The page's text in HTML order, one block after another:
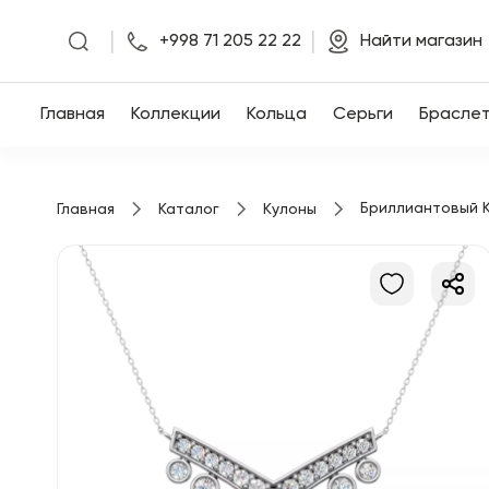
Главная
Серьги
Браслеты
+998 71 205 22 22 Найти магазин
Главная Коллекции Кольца Серьги
Главная Каталог Кулоны Бриллиантовый